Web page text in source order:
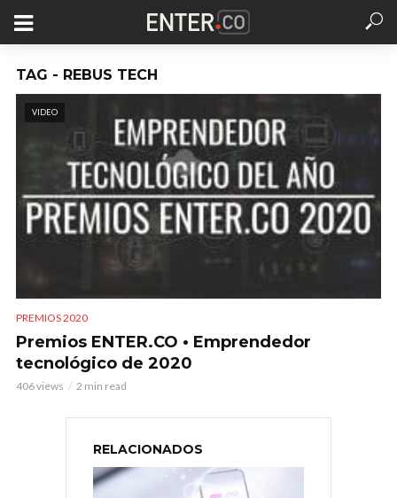
TAG - REBUS TECH
VIDEO
PREMIOS 2020
Premios ENTER.CO • Emprendedor
tecnológico de 2020
406 views 2 min read
RELACIONADOS